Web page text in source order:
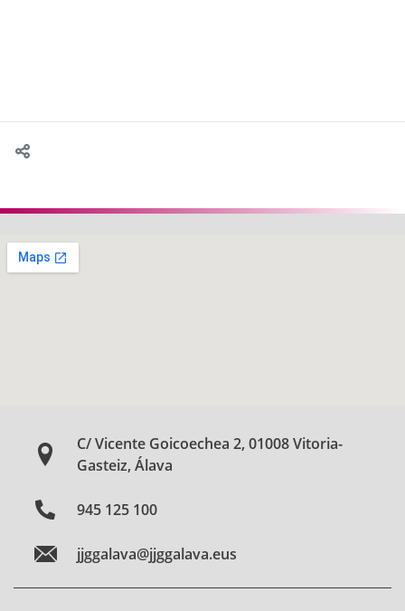
C/ Vicente Goicoechea 2, 01008 Vitoria-
Gasteiz, Álava
945 125 100
jjggalava@jjggalava.eus